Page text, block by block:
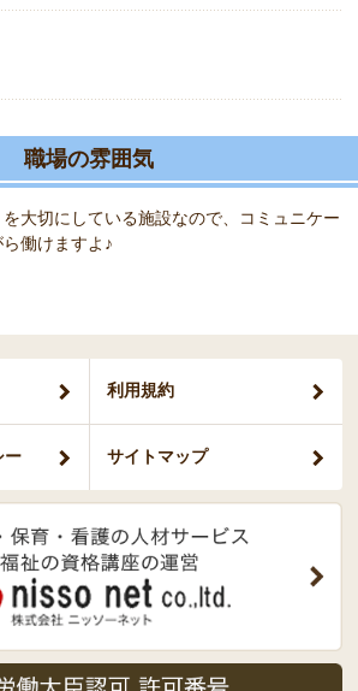
職場の雰囲気
大切にしている施設なので、コミュニケー
働けますよ♪
利用規約
ー サイトマップ